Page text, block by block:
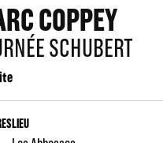
COPPEY
SCHUBERT
LIEU